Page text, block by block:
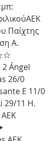
Παίχτης
A.
Ángel
26/0
Ε 11/0
29/11 H.
ΑΕΚ